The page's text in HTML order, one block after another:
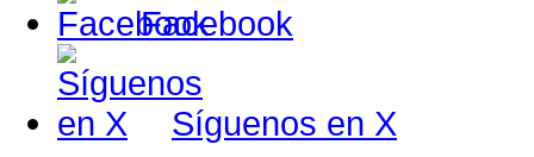
Facebook
Síguenos en X